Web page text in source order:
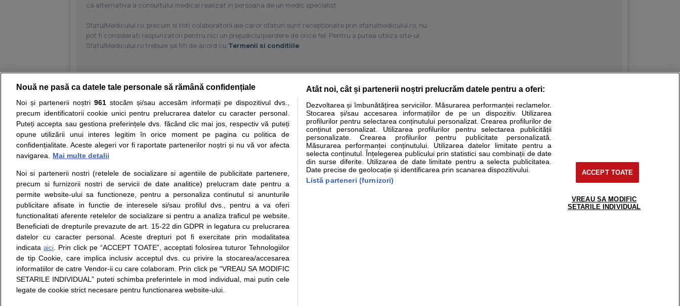
ca alternativa a consultului medical realizat in persoana de un medic specialist.
SfatulMedicului.ro, precum si toti colaboratorii ale caror sfaturi sunt recepţionate prin sfatulmedicului.ro, nu
pot fi considerati raspunzatori pentru nici un prejudiciu/pierdere de orice fel. Pentru a putea utiliza site-ul
SfatulMedicului.ro trebuie sa fiti de acord cu Termenii si conditiile.
Resurse: Autoevaluare simptome Interpretare analize Specialitati medicale
Opiniile avizate ale medicilor, sfaturile si orice alte informatii despre sanatate disponibile pe sfatulmedicului.ro au scop informativ si educational. Ele nu pot substitui consultul medical direct si
nici diagnosticul stabilit in urma investigatiilor si analizelor medicale. Va sfatuim, ca pe langa informatia primita pe sfatulmedicului.ro sa consultati fie medicul Dvs., fie unul dintre medicii pe care
ii punem la dispozitie pentru programare in sistemul de programari la medic Clickmed.
Despre noi
Contact
Intrebari frecvente
Consultanti
medicali
Termeni si conditii
Politica de
confidentialitate
Politica de cookie
Modifica Setarile Cookie
Drepturile consumatorului
Protectia consumatorilor -
ANPC
Solutionarea Alternativa a
Litigiilor
Info consumator: 0800.080.999
Formulare europene - CNAS
Ministerul Sanatatii - ANMDM
Parteneri
Inscriere clinica
Pentru pacient
support@sfatulmedicului.ro
0374 109 268
© Copyright © 2005 - 2026
SFATUL MEDICULUI.ro S.A, CUI: RO 38847631, J40/1995/2018, cu sediul in Bucuresti, Bulevardul Pierre de Coubertin, Office Building, Spatiul E6-11, etaj 6, sector 2, cod 021901
Nouă ne pasă ca datele tale personale să rămână confidențiale
Noi și partenerii noștri 961stocăm și/sau accesăm informații pe dispozitivul dvs.,
precum identificatorii cookie unici pentru prelucrarea datelor cu caracter personal.
Puteți accepta sau gestiona preferințele dvs. făcând clic mai jos, respectiv vă puteți
opune utilizării unui interes legitim în orice moment pe pagina cu politica de
confidențialitate. Aceste alegeri vor fi raportate partenerilor noștri și nu vă vor afecta
navigarea.
Mai multe detalii
Noi si partenerii nostri (retelele de socializare si agentiile de publicitate partenere,
precum si furnizorii nostri de servicii de date analitice) prelucram date pentru a
permite website-ului sa functioneze, pentru a personaliza continutul si anunturile
publicitare afisate in functie de interesele si/sau profilul dvs., pentru a va oferi
functionalitati aferente retelelor de socializare si pentru a analiza traficul pe website.
Beneficiati de drepturile prevazute de art. 15-22 din GDPR in legatura cu prelucrarea
datelor cu caracter personal. Aceste drepturi pot fi exercitate prin modalitatea
indicata aici. Prin click pe “ACCEPT TOATE”, acceptati folosirea tuturor Tehnologiilor
de tip Cookie, care implica inclusiv acceptul dvs. cu privire la stocarea/accesarea
informatiilor de catre Vendor-ii cu care colaboram. Prin click pe “VREAU SA MODIFIC
SETARILE INDIVIDUAL” puteti schimba preferintele in mod individual, mai putin cele
legate de cookie strict necesare pentru functionarea website-ului.
Atât noi, cât și partenerii noștri prelucrăm datele pentru a oferi:
Dezvoltarea și îmbunătățirea serviciilor. Măsurarea performanței reclamelor.
Stocarea și/sau accesarea informațiilor de pe un dispozitiv. Utilizarea
profilurilor pentru selectarea conținutului personalizat. Crearea profilurilor de
conținut personalizat. Utilizarea profilurilor pentru selectarea publicității
personalizate. Crearea profilurilor pentru publicitate personalizată.
Măsurarea performanței conținutului. Utilizarea datelor limitate pentru a
selecta conținutul. Înțelegerea publicului prin statistici sau combinații de date
din surse diferite. Utilizarea de date limitate pentru a selecta publicitatea.
Date precise de geolocație și identificarea prin scanarea dispozitivului.
Listă parteneri (furnizori)
ACCEPT TOATE
VREAU SA MODIFIC
SETARILE INDIVIDUAL